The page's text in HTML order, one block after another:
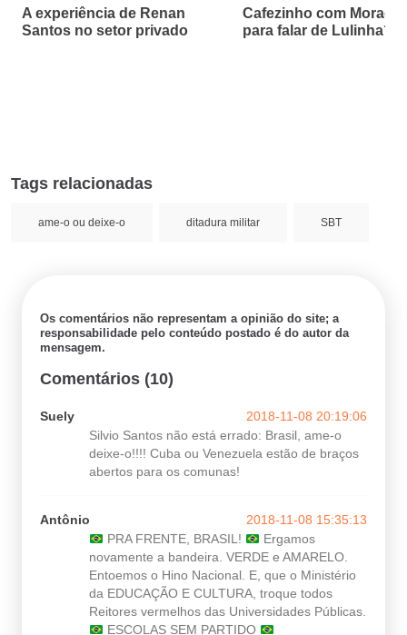
A experiência de Renan
Santos no setor privado
Cafezinho com Moraes
para falar de Lulinha?
Tags relacionadas
ame-o ou deixe-o ditadura militar SBT
Os comentários não representam a opinião do site; a
responsabilidade pelo conteúdo postado é do autor da
mensagem.
Comentários (10)
Suely
2018-11-08 20:19:06
Silvio Santos não está errado: Brasil, ame-o
deixe-o!!!! Cuba ou Venezuela estão de braços
abertos para os comunas!
Antônio
2018-11-08 15:35:13
PRA FRENTE, BRASIL!
Ergamos
novamente a bandeira. VERDE e AMARELO.
Entoemos o Hino Nacional. E, que o Ministério
da EDUCAÇÃO E CULTURA, troque todos
Reitores vermelhos das Universidades Públicas.
ESCOLAS SEM PARTIDO